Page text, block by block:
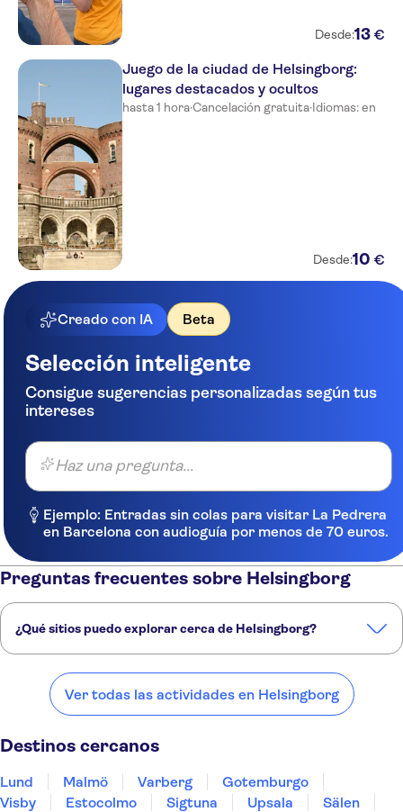
Desde:13 €
Juego de la ciudad de Helsingborg:
lugares destacados y ocultos
hasta 1 hora·Cancelación gratuita·Idiomas: en
Desde:10 €
Creado con IA Beta
Selección inteligente
Consigue sugerencias personalizadas según tus
intereses
Haz una pregunta...
Ejemplo: Entradas sin colas para visitar La Pedrera
en Barcelona con audioguía por menos de 70 euros.
Preguntas frecuentes sobre Helsingborg
¿Qué sitios puedo explorar cerca de Helsingborg?
Helsingborg:
Malmö
Ver todas las actividades en Helsingborg
Destinos cercanos
Lund Malmö Varberg
Gotemburgo
Visby
Estocolmo Sigtuna Upsala
Sälen